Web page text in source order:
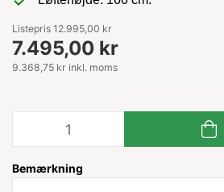
Listepris 12.995,00 kr
7.495,00 kr
9.368,75 kr inkl. moms
Bemærkning